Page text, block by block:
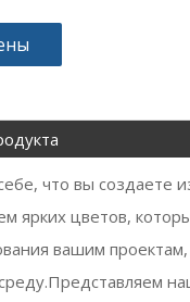
что вы создаете
ярких цветов,
вашим